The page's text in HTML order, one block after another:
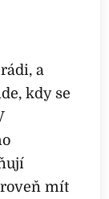
a
kdy se
mít